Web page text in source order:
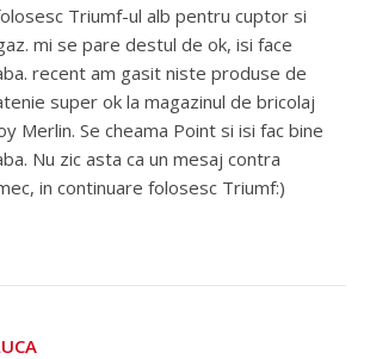
Triumf-ul alb pentru cuptor si
mi se pare destul de ok, isi face
recent am gasit niste produse de
super ok la magazinul de bricolaj
Merlin. Se cheama Point si isi fac bine
Nu zic asta ca un mesaj contra
in continuare folosesc Triumf:)